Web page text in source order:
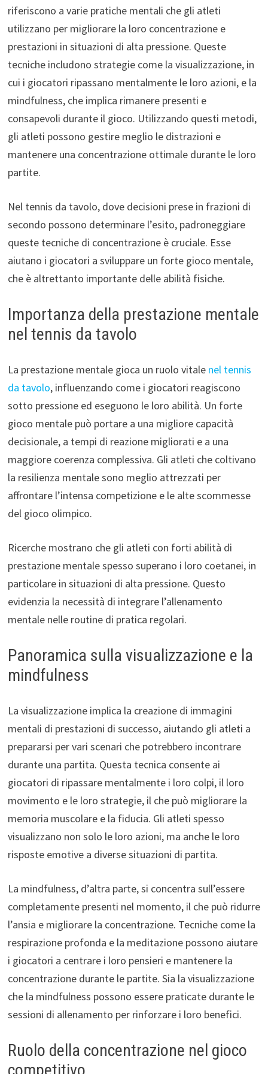
riferiscono a varie pratiche mentali che gli atleti
utilizzano per migliorare la loro concentrazione e
prestazioni in situazioni di alta pressione. Queste
tecniche includono strategie come la visualizzazione, in
cui i giocatori ripassano mentalmente le loro azioni, e la
mindfulness, che implica rimanere presenti e
consapevoli durante il gioco. Utilizzando questi metodi,
gli atleti possono gestire meglio le distrazioni e
mantenere una concentrazione ottimale durante le loro
partite.
Nel tennis da tavolo, dove decisioni prese in frazioni di
secondo possono determinare l’esito, padroneggiare
queste tecniche di concentrazione è cruciale. Esse
aiutano i giocatori a sviluppare un forte gioco mentale,
che è altrettanto importante delle abilità fisiche.
Importanza della prestazione mentale
nel tennis da tavolo
La prestazione mentale gioca un ruolo vitale nel tennis
da tavolo, influenzando come i giocatori reagiscono
sotto pressione ed eseguono le loro abilità. Un forte
gioco mentale può portare a una migliore capacità
decisionale, a tempi di reazione migliorati e a una
maggiore coerenza complessiva. Gli atleti che coltivano
la resilienza mentale sono meglio attrezzati per
affrontare l’intensa competizione e le alte scommesse
del gioco olimpico.
Ricerche mostrano che gli atleti con forti abilità di
prestazione mentale spesso superano i loro coetanei, in
particolare in situazioni di alta pressione. Questo
evidenzia la necessità di integrare l’allenamento
mentale nelle routine di pratica regolari.
Panoramica sulla visualizzazione e la
mindfulness
La visualizzazione implica la creazione di immagini
mentali di prestazioni di successo, aiutando gli atleti a
prepararsi per vari scenari che potrebbero incontrare
durante una partita. Questa tecnica consente ai
giocatori di ripassare mentalmente i loro colpi, il loro
movimento e le loro strategie, il che può migliorare la
memoria muscolare e la fiducia. Gli atleti spesso
visualizzano non solo le loro azioni, ma anche le loro
risposte emotive a diverse situazioni di partita.
La mindfulness, d’altra parte, si concentra sull’essere
completamente presenti nel momento, il che può ridurre
l’ansia e migliorare la concentrazione. Tecniche come la
respirazione profonda e la meditazione possono aiutare
i giocatori a centrare i loro pensieri e mantenere la
concentrazione durante le partite. Sia la visualizzazione
che la mindfulness possono essere praticate durante le
sessioni di allenamento per rinforzare i loro benefici.
Ruolo della concentrazione nel gioco
competitivo